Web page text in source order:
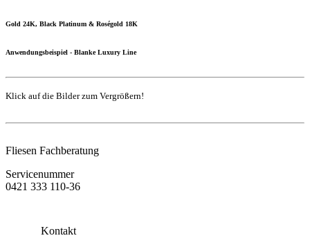
Gold 24K, Black Platinum & Roségold 18K
Anwendungsbeispiel - Blanke Luxury Line
Klick auf die Bilder zum Vergrößern!
Fliesen Fachberatung
Servicenummer
0421 333 110-36
Kontakt